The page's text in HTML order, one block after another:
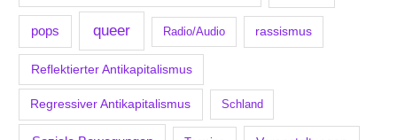
pops queer Radio/Audio rassismus
Reflektierter Antikapitalismus
Regressiver Antikapitalismus Schland